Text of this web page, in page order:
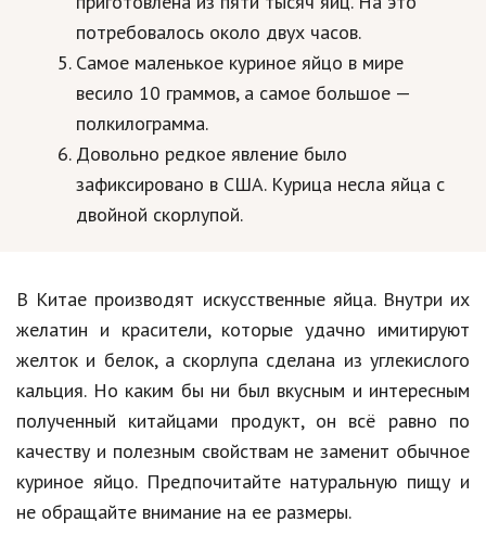
потребовалось около двух часов.
Самое маленькое куриное яйцо в мире
весило 10 граммов, а самое большое —
полкилограмма.
Довольно редкое явление было
зафиксировано в США. Курица несла яйца с
двойной скорлупой.
В Китае производят искусственные яйца. Внутри их
желатин и красители, которые удачно имитируют
желток и белок, а скорлупа сделана из углекислого
кальция. Но каким бы ни был вкусным и интересным
полученный китайцами продукт, он всё равно по
качеству и полезным свойствам не заменит обычное
куриное яйцо. Предпочитайте натуральную пищу и
не обращайте внимание на ее размеры.